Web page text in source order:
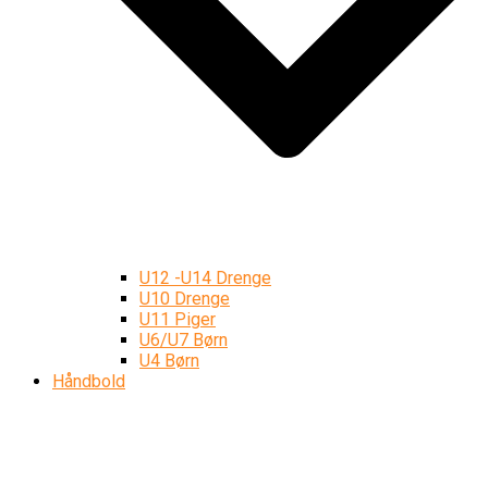
U12 -U14 Drenge
U10 Drenge
U11 Piger
U6/U7 Børn
U4 Børn
Håndbold